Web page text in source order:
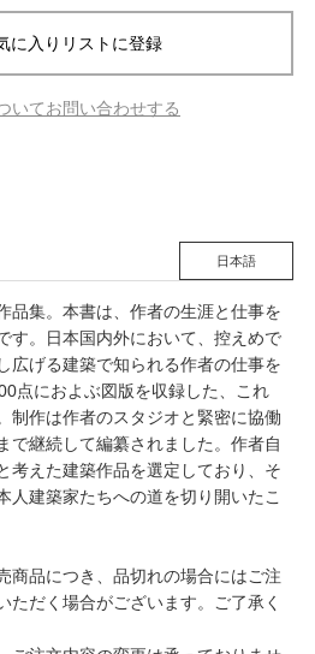
いてお問い合わせする
日本語
品集。本書は、作者の生涯と仕事を
す。日本国内外において、控えめで
広げる建築で知られる作者の仕事を
点におよぶ図版を収録した、これ
制作は作者のスタジオと緊密に協働
で継続して編纂されました。作者自
考えた建築作品を選定しており、そ
人建築家たちへの道を切り開いたこ
商品につき、品切れの場合にはご注
ただく場合がございます。ご了承く